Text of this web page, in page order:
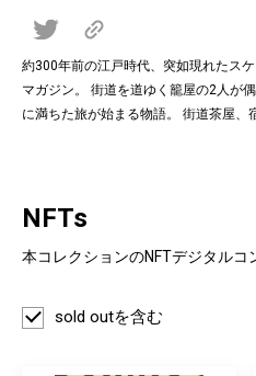
約300年前の江戸時代、突如現れたス
マガジン。 街道を道ゆく籠屋の2人が
に満ちた旅が始まる物語。 街道茶屋
屋、城下町などで繰り広げられるスケ
NFTs
本コレクションのNFTデジタルコ
sold outを含む